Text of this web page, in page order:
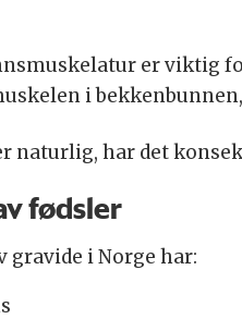
er viktig
i
naturlig, har det
fødsler
gravide i Norge har: